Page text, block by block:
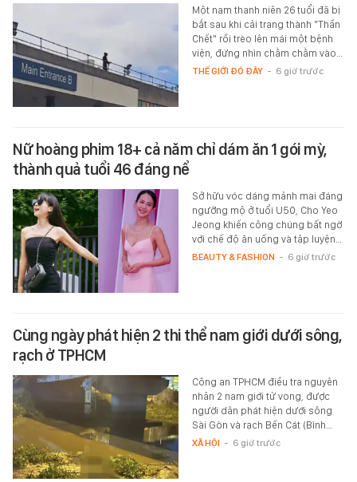
Một nam thanh niên 26 tuổi đã bị
bắt sau khi cải trang thành "Thần
Chết" rồi trèo lên mái một bệnh
viện, đứng nhìn chằm chằm vào…
THẾ GIỚI ĐÓ ĐÂY - 6 giờ trước
Nữ hoàng phim 18+ cả năm chỉ dám ăn 1 gói mỳ,
thành quả tuổi 46 đáng nể
Sở hữu vóc dáng mảnh mai đáng
ngưỡng mộ ở tuổi U50, Cho Yeo
Jeong khiến công chúng bất ngờ
với chế độ ăn uống và tập luyện…
BEAUTY & FASHION - 6 giờ trước
Cùng ngày phát hiện 2 thi thể nam giới dưới sông,
rạch ở TPHCM
Công an TPHCM điều tra nguyên
nhân 2 nam giới tử vong, được
người dân phát hiện dưới sông
Sài Gòn và rạch Bến Cát (Bình…
XÃ HỘI - 6 giờ trước